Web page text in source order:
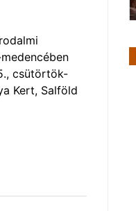
csütörtök-
Kert, Salföld